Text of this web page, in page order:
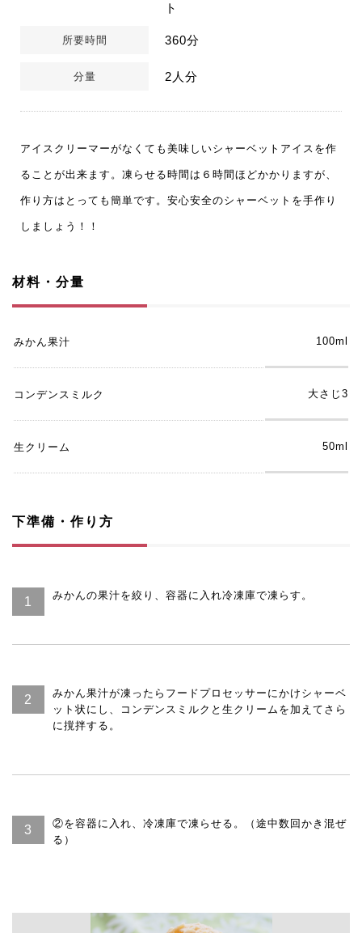
ト
所要時間 360分
分量 2人分
アイスクリーマーがなくても美味しいシャーベットアイスを作
ることが出来ます。凍らせる時間は６時間ほどかかりますが、
作り方はとっても簡単です。安心安全のシャーベットを手作り
しましょう！！
材料・分量
みかん果汁 100ml
コンデンスミルク 大さじ3
生クリーム 50ml
下準備・作り方
みかんの果汁を絞り、容器に入れ冷凍庫で凍らす。
みかん果汁が凍ったらフードプロセッサーにかけシャーベ
ット状にし、コンデンスミルクと生クリームを加えてさら
に撹拌する。
②を容器に入れ、冷凍庫で凍らせる。（途中数回かき混ぜ
る）